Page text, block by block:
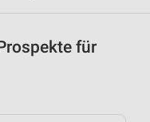
für
oder